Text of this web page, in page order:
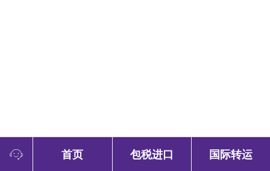
互联网打开了对外贸易的大门，让海外贸
首页 包税进口 国际转运